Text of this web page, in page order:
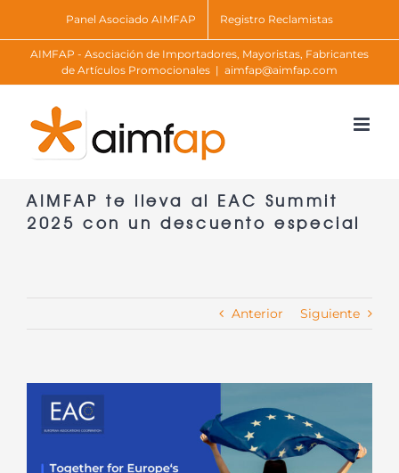
to
content
Panel Asociado AIMFAP Registro Reclamistas
AIMFAP - Asociación de Importadores, Mayoristas, Fabricantes
de Artículos Promocionales | aimfap@aimfap.com
AIMFAP te lleva al EAC Summit
2025 con un descuento especial
Anterior Siguiente
Ver
imagen
grande